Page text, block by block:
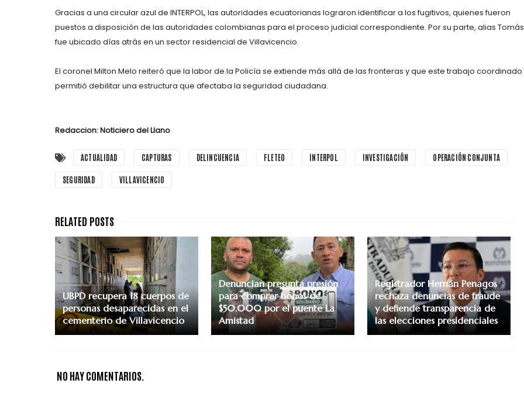
Gracias a una circular azul de INTERPOL, las autoridades ecuatorianas lograron identificar a los fugitivos, quienes fueron
puestos a disposición de las autoridades colombianas para el proceso judicial correspondiente. Por su parte, alias Tomás
fue ubicado días atrás en un sector residencial de Villavicencio.
El coronel Milton Melo reiteró que la labor de la Policía se extiende más allá de las fronteras y que este trabajo coordinado
permitió debilitar una estructura que afectaba la seguridad ciudadana.
Redaccion: Noticiero del Llano
ACTUALIDAD CAPTURAS DELINCUENCIA FLETEO INTERPOL INVESTIGACIÓN OPERACIÓN CONJUNTA
SEGURIDAD VILLAVICENCIO
UBPD recupera 18 cuerpos de
personas desaparecidas en el
cementerio de Villavicencio
Denuncian presunta presión
para comprar bonos de
$50.000 por el puente La
Amistad
Registrador Hernán Penagos
rechaza denuncias de fraude
y defiende transparencia de
las elecciones presidenciales
NO HAY COMENTARIOS.